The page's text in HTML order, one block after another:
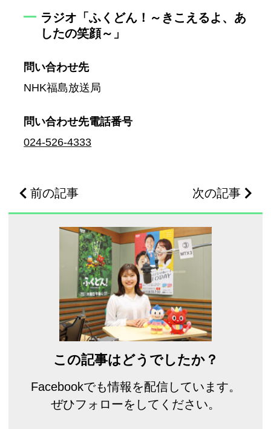
ラジオ「ふくどん！～きこえるよ、あ
したの笑顔～」
問い合わせ先
NHK福島放送局
問い合わせ先電話番号
024-526-4333
前の記事 次の記事
この記事はどうでしたか？
Facebookでも情報を配信しています。
ぜひフォローをしてください。